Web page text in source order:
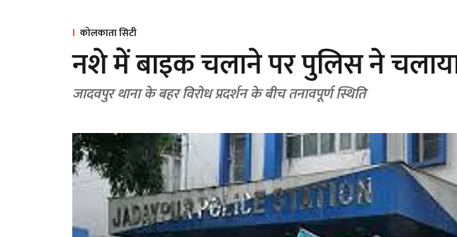
कोलकाता सिटी
नशे में बाइक चलाने पर पुलिस ने
जादवपुर थाना के बहर विरोध प्रदर्शन के बीच तनावपूर्ण स्थिति